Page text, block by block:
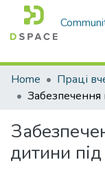
Home
Праці
дитини